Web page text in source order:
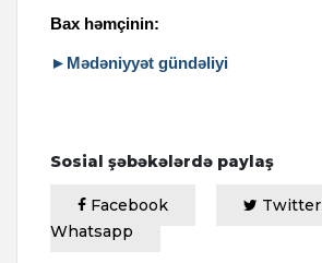
Bax həmçinin:
►Mədəniyyət gündəliyi
Sosial şəbəkələrdə paylaş
Facebook
Twitter
Whatsapp